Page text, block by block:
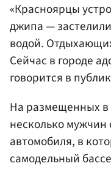
«Красноярцы
джипа —
водой.
Сейчас в городе
говорится в
На размещенных в
несколько мужчин
автомобиля, в
самодельный